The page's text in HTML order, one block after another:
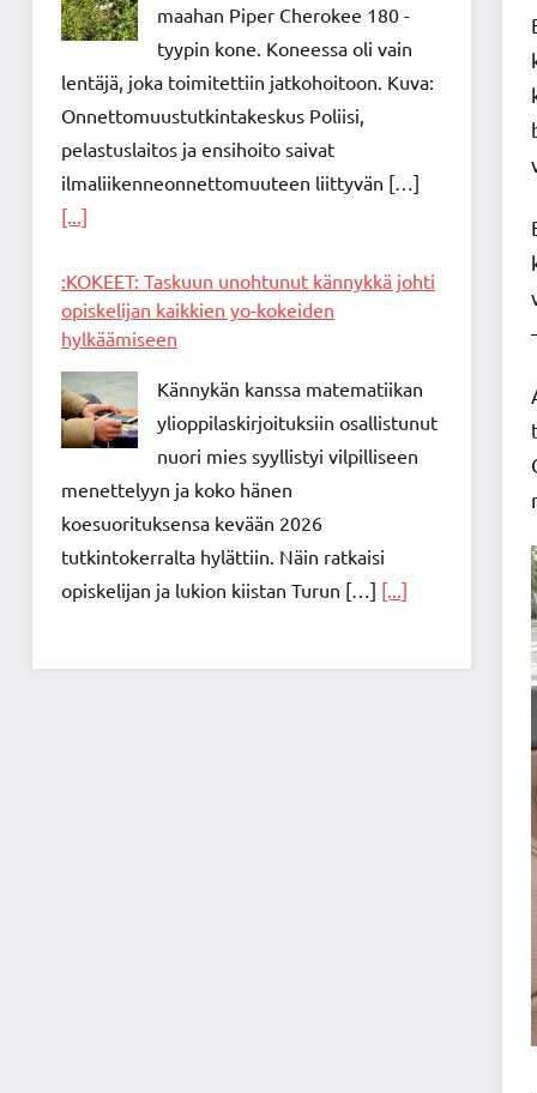
maahan Piper Cherokee 180 -
tyypin kone. Koneessa oli vain
lentäjä, joka toimitettiin jatkohoitoon. Kuva:
Onnettomuustutkintakeskus Poliisi,
pelastuslaitos ja ensihoito saivat
ilmaliikenneonnettomuuteen liittyvän […]
[...]
:KOKEET: Taskuun unohtunut kännykkä johti
opiskelijan kaikkien yo-kokeiden
hylkäämiseen
Kännykän kanssa matematiikan
ylioppilaskirjoituksiin osallistunut
nuori mies syyllistyi vilpilliseen
menettelyyn ja koko hänen
koesuorituksensa kevään 2026
tutkintokerralta hylättiin. Näin ratkaisi
opiskelijan ja lukion kiistan Turun […] [...]